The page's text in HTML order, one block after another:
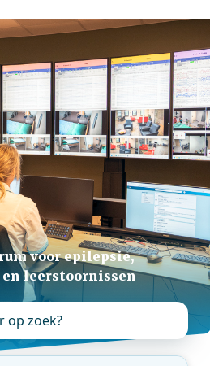
voor epilepsie,
en leerstoornissen
op zoek?